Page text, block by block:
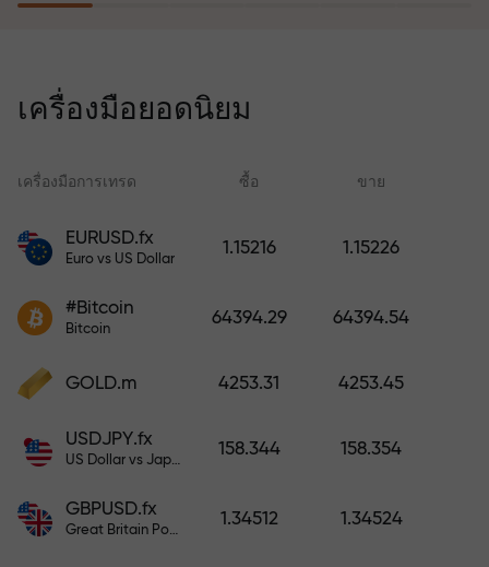
การขาดทุนและรับประกันกำไรเพิ่ม
ปกป้อง!
ผิด ยิ่งฝากมาก ตัวคูณยิ่งสูง
เครื่องมือยอดนิยม
เครื่องมือการเทรด ซื้อ ขาย
EURUSD.fx
Euro vs US Dollar
1.15216 1.15226
#Bitcoin
Bitcoin
64394.29 64394.54
GOLD.m 4253.31 4253.45
USDJPY.fx
US Dollar vs Japanese Yen
158.344 158.354
GBPUSD.fx
Great Britain Pound vs US Dollar
1.34512 1.34524